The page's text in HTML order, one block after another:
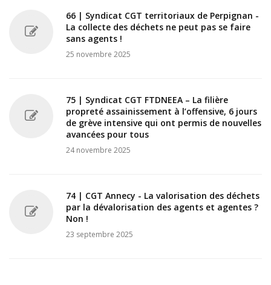
66 | Syndicat CGT territoriaux de Perpignan -
La collecte des déchets ne peut pas se faire
sans agents !
25 novembre 2025
75 | Syndicat CGT FTDNEEA – La filière
propreté assainissement à l’offensive, 6 jours
de grève intensive qui ont permis de nouvelles
avancées pour tous
24 novembre 2025
74 | CGT Annecy - La valorisation des déchets
par la dévalorisation des agents et agentes ?
Non !
23 septembre 2025